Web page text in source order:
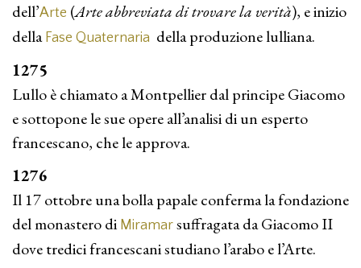
dell’Arte (Arte abbreviata di trovare la verità), e inizio
della Fase Quaterna­ria della produzione lulliana.
1275
Lullo è chiamato a Montpellier dal principe Giacomo
e sottopone le sue opere all’analisi di un esperto
francescano, che le approva.
1276
Il 17 ottobre una bolla papale conferma la fondazione
del monastero di Miramar suffragata da Giacomo II
dove tredici francescani studiano l’arabo e l’Arte.